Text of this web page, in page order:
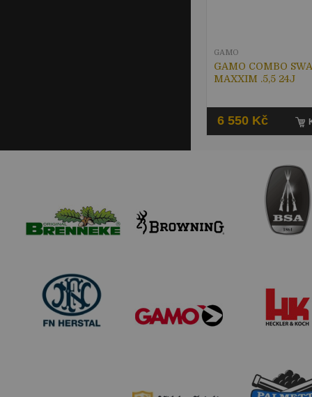
GAMO COMBO
MAXXIM .5,5 24J
GAMO
6 550 Kč